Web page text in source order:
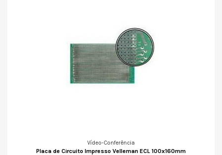
Vídeo-Conferência
Placa de Circuito Impresso Velleman ECL 100x160mm